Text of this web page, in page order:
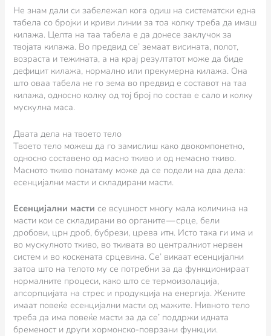
Не знам дали си забележал кога одиш на систематски една
табела со бројки и криви линии за тоа колку треба да имаш
килажа. Целта на таа табела е да донесе заклучок за
твојата килажа. Во предвид се’ земаат висината, полот,
возраста и тежината, а на крај резултатот може да биде
дефицит килажа, нормално или прекумерна килажа. Она
што оваа табела не го зема во предвид е составот на таа
килажа, односно колку од тој број по состав е сало и колку
мускулна маса.
Двата дела на твоето тело
Твоето тело можеш да го замислиш како двокомпонетно,
односно составено од масно ткиво и од немасно ткиво.
Масното ткиво понатаму може да се подели на два дела:
есенцијални масти и складирани масти.
Есенцијални мастисе всушност многу мала количина на
масти кои се складирани во органите — срце, бели
дробови, црн дроб, бубрези, црева итн. Исто така ги има и
во мускулното ткиво, во ткивата во централниот нервен
систем и во коскената срцевина. Се’ викаат есенцијални
затоа што на телото му се потребни за да функционираат
нормалните процеси, како што се термоизолација,
апсорпцијата на стрес и продукција на енергија. Жените
имаат повеќе есенцијални масти од мажите. Нивното тело
треба да има повеќе масти за да се’ поддржи идната
бременост и други хормонско-поврзани функции.